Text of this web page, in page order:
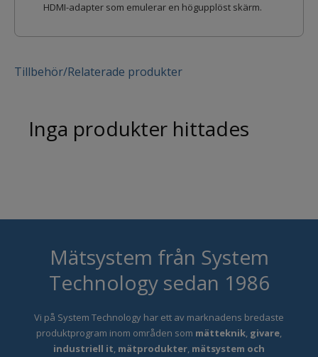
HDMI-adapter som emulerar en högupplöst skärm.
Tillbehör/Relaterade produkter
Inga produkter hittades
Mätsystem från System
Technology sedan 1986
Vi på System Technology har ett av marknadens bredaste
produktprogram inom områden som mätteknik, givare,
industriell it, mätprodukter, mätsystem och